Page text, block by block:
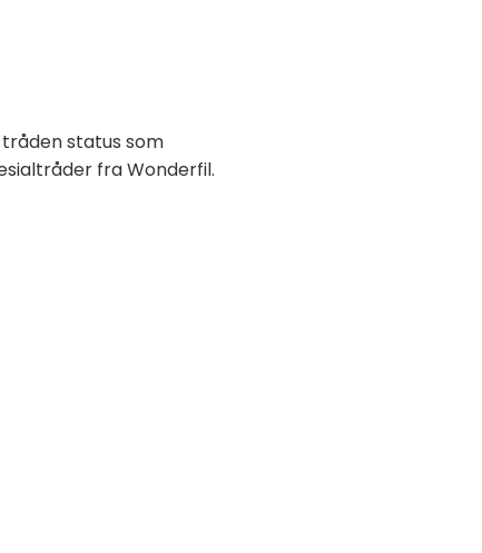
status som
fra Wonderfil.